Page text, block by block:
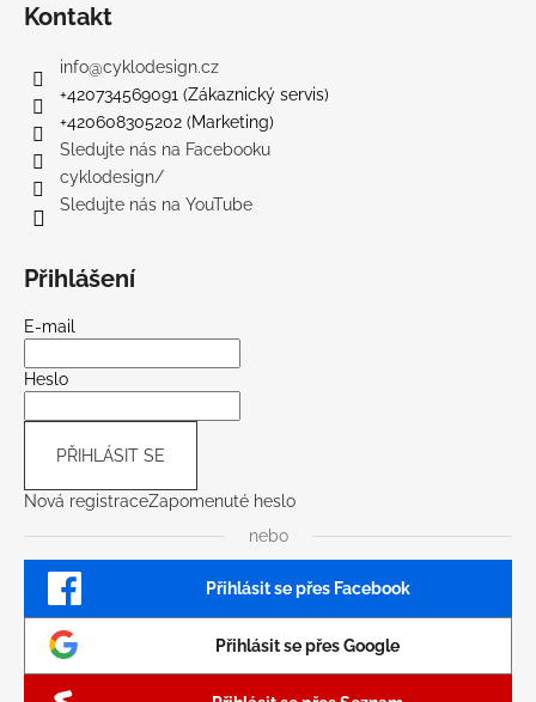
Kontakt
info@cyklodesign.cz
+420734569091 (Zákaznický servis)
+420608305202 (Marketing)
Sledujte nás na Facebooku
cyklodesign/
Sledujte nás na YouTube
Přihlášení
E-mail
Heslo
PŘIHLÁSIT SE
Nová registraceZapomenuté heslo
nebo
Přihlásit se přes Facebook
Přihlásit se přes Google